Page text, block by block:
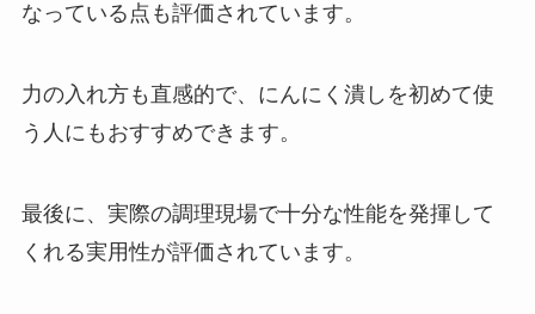
なっている点も評価されています。
力の入れ方も直感的で、にんにく潰しを初めて使
う人にもおすすめできます。
最後に、実際の調理現場で十分な性能を発揮して
くれる実用性が評価されています。